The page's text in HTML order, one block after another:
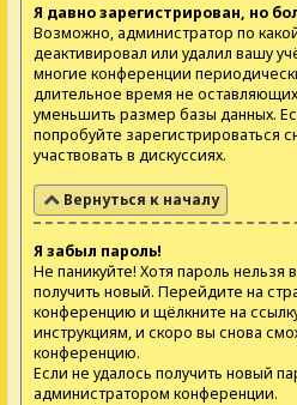
Я давно зарегистрирован, но
Возможно, администратор по
деактивировал или удалил вашу
многие конференции
длительное время не
уменьшить размер базы данных.
попробуйте зарегистрироваться
участвовать в дискуссиях.
Вернуться к началу
Я забыл пароль!
Не паникуйте! Хотя пароль нельзя
получить новый. Перейдите на
конференцию и щёлкните на
инструкциям, и скоро вы снова
конференцию.
Если не удалось получить новый
администратором конференции.